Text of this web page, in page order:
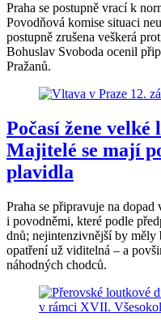
Praha se postupně vrací k
Povodňová komise situaci
postupně zrušena veškerá
Bohuslav Svoboda ocenil
Pražanů.
Počasí žene
Majitelé se mají
plavidla
Praha se připravuje na
i povodněmi, které podle
dnů; nejintenzivnější by
opatření už viditelná – a
náhodných chodců.